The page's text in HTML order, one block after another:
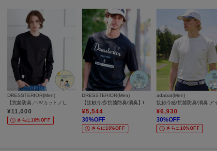
DRESSTERIOR(Men)
¥11,000
さらに10%OFF
DRESSTERIOR(Men)
¥5,544
30%OFF
さらに10%OFF
adabat(Men)
¥6,930
30%OFF
さらに10%OFF